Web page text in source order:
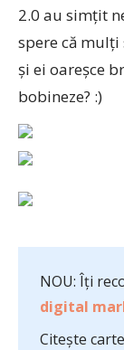
2.0 au simțit
spere că mulți
și ei oareșce
bobineze? :)
NOU: Îți
digital
Citește